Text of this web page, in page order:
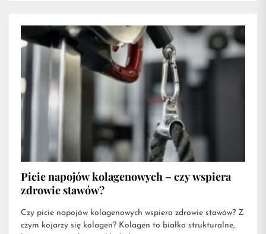
Picie napojów kolagenowych – czy wspiera
zdrowie stawów?
Czy picie napojów kolagenowych wspiera zdrowie stawów? Z
czym kojarzy się kolagen? Kolagen to białko strukturalne,